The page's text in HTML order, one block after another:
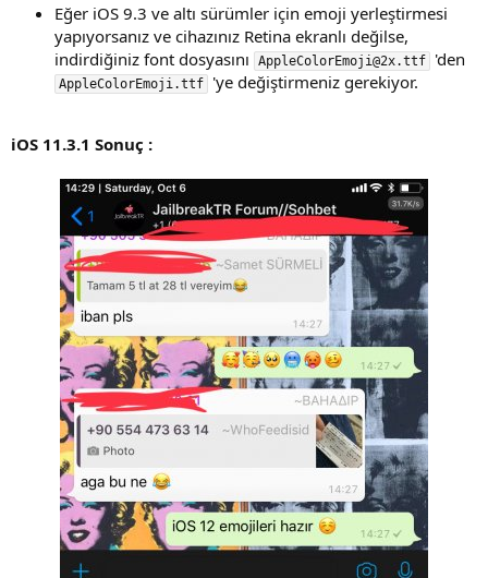
Eğer iOS 9.3 ve altı sürümler için emoji yerleştirmesi
yapıyorsanız ve cihazınız Retina ekranlı değilse,
indirdiğiniz font dosyasını
AppleColorEmoji@2x.ttf 'den
AppleColorEmoji.ttf 'ye değiştirmeniz gerekiyor.
iOS 11.3.1 Sonuç :